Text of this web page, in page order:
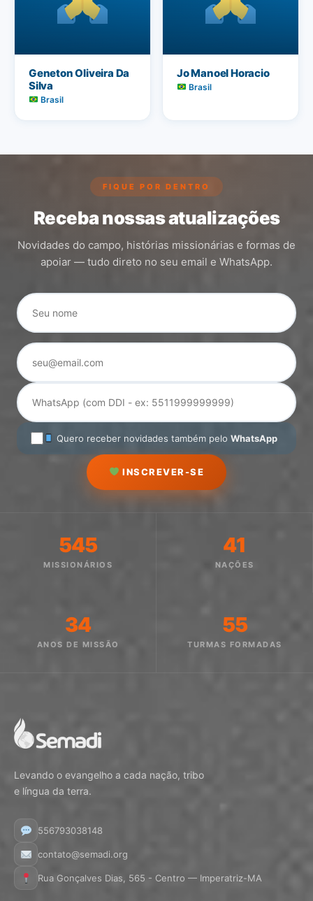
Geneton Oliveira Da
Silva
Brasil
Jo Manoel Horacio
Brasil
FIQUE POR DENTRO
Receba nossas atualizações
Novidades do campo, histórias missionárias e formas de
apoiar — tudo direto no seu email e WhatsApp.
Quero receber novidades também pelo WhatsApp
INSCREVER-SE
545
MISSIONÁRIOS
41
NAÇÕES
34
ANOS DE MISSÃO
55
TURMAS FORMADAS
Levando o evangelho a cada nação, tribo
e língua da terra.
556793038148
contato@semadi.org
Rua Gonçalves Dias, 565 - Centro — Imperatriz-MA